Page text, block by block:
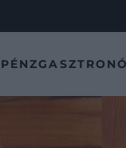
PÉNZ